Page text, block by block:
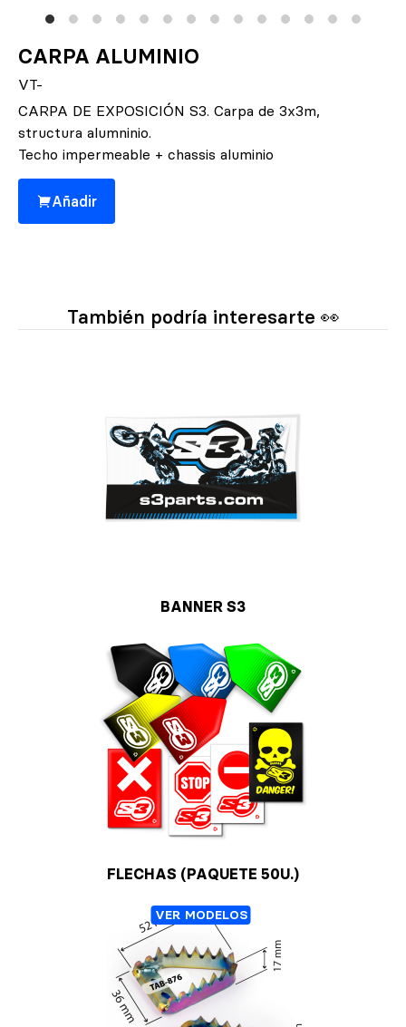
CARPA ALUMINIO
VT-
CARPA DE EXPOSICIÓN S3. Carpa de 3x3m,
structura alumninio.
Techo impermeable + chassis aluminio
Añadir
También podría interesarte 👀
BANNER S3
FLECHAS (PAQUETE 50U.)
VER MODELOS